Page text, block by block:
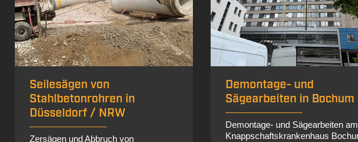
Demontage- und
Sägearbeiten in Bochum
Demontage- und Sägearbeiten am
Knappschaftskrankenhaus Bochum
Seilsägen unter Wasser in
NRW
Abtrennen eines Bagger-Auslegers
unter Wasser